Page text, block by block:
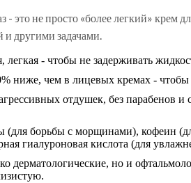
это не просто «более легкий» крем
и другими задачами.
легкая - чтобы не задерживать
ниже, чем в лицевых кремах - чтобы
отдушек, без парабенов и
борьбы с морщинами), кофеин
гиалуроновая кислота (для
дерматологические, но и